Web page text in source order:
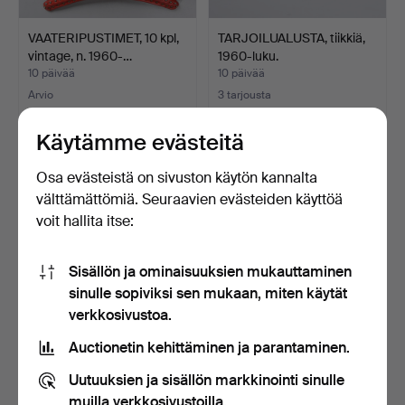
VAATERIPUSTIMET, 10 kpl,
vintage, n. 1960-…
10 päivää
Arvio
64 USD
TARJOILUALUSTA, tiikkiä,
1960-luku.
10 päivää
3 tarjousta
VAATERIPUSTIMET, 10 kpl,
vintage, n. 1960-…
10 päivää
LEHTITELINE/VEISTOS
paperikassin muotoinen…
12 päivää
Arvio
Käytämme evästeitä
Osa evästeistä on sivuston käytön kannalta
välttämättömiä. Seuraavien evästeiden käyttöä
voit hallita itse:
Sisällön ja ominaisuuksien mukauttaminen
sinulle sopiviksi sen mukaan, miten käytät
verkkosivustoa.
Auctionetin kehittäminen ja parantaminen.
Uutuuksien ja sisällön markkinointi sinulle